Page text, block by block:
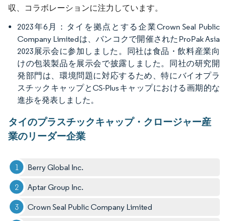
収、コラボレーションに注力しています。
2023年6月：タイを拠点とする企業Crown Seal Public
Company Limitedは、バンコクで開催されたProPak Asia
2023展示会に参加しました。同社は食品・飲料産業向
けの包装製品を展示会で披露しました。同社の研究開
発部門は、環境問題に対応するため、特にバイオプラ
スチックキャップとCS-Plusキャップにおける画期的な
進歩を発表しました。
タイのプラスチックキャップ・クロージャー産
業のリーダー企業
Berry Global Inc.
Aptar Group Inc.
Crown Seal Public Company Limited